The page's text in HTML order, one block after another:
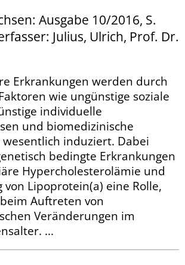
Ausgabe 10/2016, S.
Julius, Ulrich, Prof. Dr.
Erkrankungen werden durch
wie ungünstige soziale
individuelle
und biomedizinische
wesentlich induziert. Dabei
bedingte Erkrankungen
Hypercholesterolämie und
von Lipoprotein(a) eine Rolle,
Auftreten von
Veränderungen im
...